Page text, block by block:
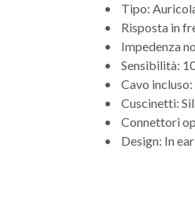
• Tipo:
• Risposta in
• Impedenza
• Sensibilità:
• Cavo incluso:
• Cuscinetti:
• Connettori
• Design: In